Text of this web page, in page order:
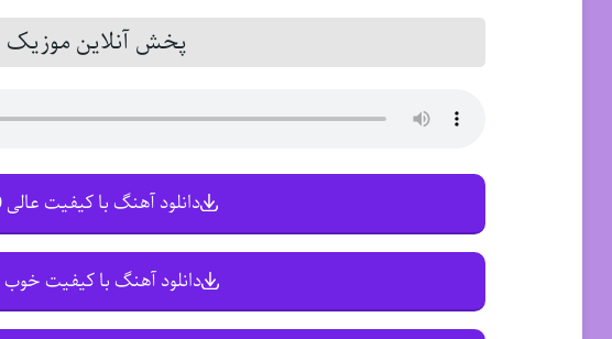
پخش آنلاین موزیک
دانلود آهنگ با کیفیت عالی 320
دانلود آهنگ با کیفیت خوب 128